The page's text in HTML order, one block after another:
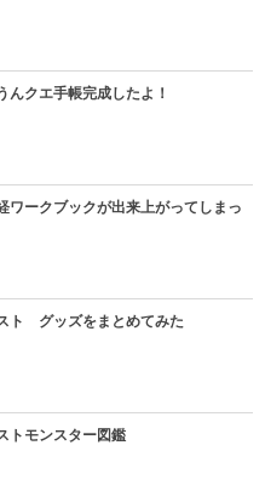
んクエ手帳完成したよ！
ワークブックが出来上がってしまっ
ト グッズをまとめてみた
トモンスター図鑑